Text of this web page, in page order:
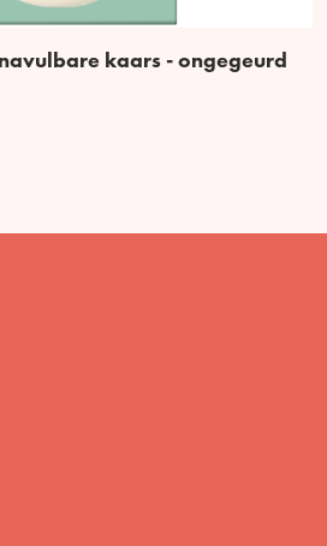
kaars - ongegeurd